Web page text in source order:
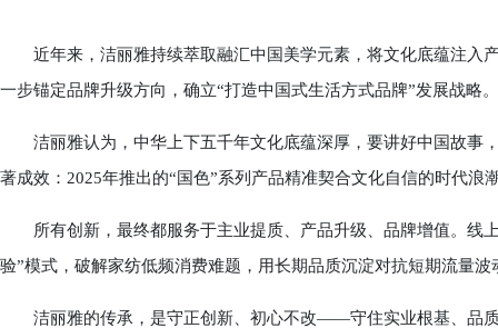
近年来，洁丽雅持续萃取融汇中国美学元素，将文化底蕴注入
一步锚定品牌升级方向，确立“打造中国式生活方式品牌”发展战略。
洁丽雅认为，中华上下五千年文化底蕴深厚，要讲好中国故事
著成效：2025年推出的“国色”系列产品精准契合文化自信的时代浪
所有创新，最终都服务于主业提质、产品升级、品牌增值。线
验”模式，破解家纺低频消费难题，用长期品质沉淀对抗短期流量波
洁丽雅的传承，是守正创新、初心不改——守住实业根基、品质